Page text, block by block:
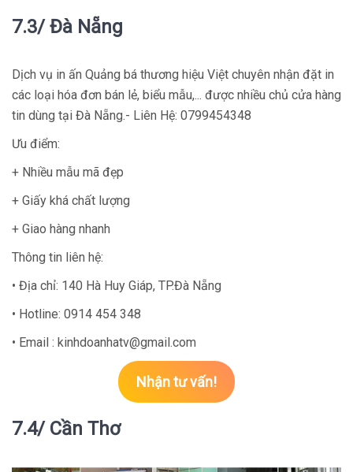
7.3/ Đà Nẵng
Dịch vụ in ấn Quảng bá thương hiệu Việt chuyên nhận đặt in
các loại hóa đơn bán lẻ, biểu mẫu,... được nhiều chủ cửa hàng
tin dùng tại Đà Nẵng.- Liên Hệ: 0799454348
Ưu điểm:
+ Nhiều mẫu mã đẹp
+ Giấy khá chất lượng
+ Giao hàng nhanh
Thông tin liên hệ:
• Địa chỉ: 140 Hà Huy Giáp, TP.Đà Nẵng
• Hotline: 0914 454 348
• Email : kinhdoanhatv@gmail.com
Nhận tư vấn!
7.4/ Cần Thơ